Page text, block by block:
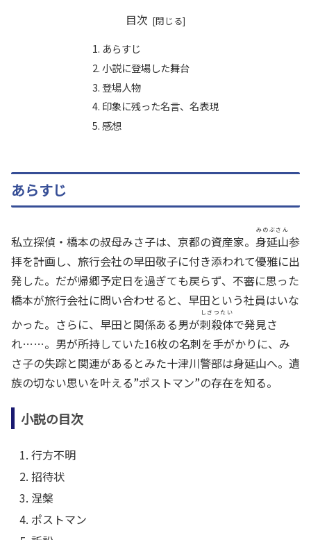
目次
あらすじ
小説に登場した舞台
登場人物
印象に残った名言、名表現
感想
あらすじ
私立探偵・橋本の叔母みさ子は、京都の資産家。 身延山
みのぶさん
参
拝を計画し、旅行会社の早田敬子に付き添われて優雅に出
発した。だが帰郷予定日を過ぎても戻らず、不審に思った
橋本が旅行会社に問い合わせると、早田という社員はいな
かった。さらに、早田と関係ある男が刺殺体
しさつたい
で発見さ
れ……。男が所持していた16枚の名刺を手がかりに、み
さ子の失踪と関連があるとみた十津川警部は身延山へ。遺
族の切ない思いを叶える”ポストマン”の存在を知る。
小説の目次
行方不明
招待状
涅槃
ポストマン